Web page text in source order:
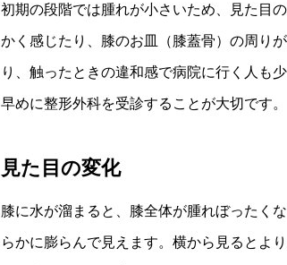
初期の段階では腫れが小さいため、見た目
かく感じたり、膝のお皿（膝蓋骨）の周り
り、触ったときの違和感で病院に行く人も
早めに整形外科を受診することが大切です。
見た目の変化
膝に水が溜まると、膝全体が腫れぼったく
らかに膨らんで見えます。横から見るとよ